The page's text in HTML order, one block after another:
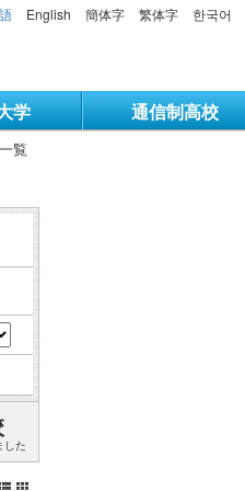
English 簡体字 繁体字 한국어
学 通信制高校
覧
した